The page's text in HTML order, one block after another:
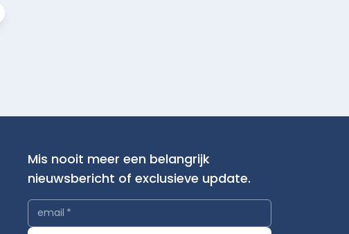
Mis nooit meer een belangrijk
nieuwsbericht of exclusieve update.
email *